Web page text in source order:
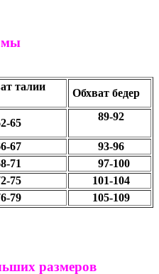
талии
Обхват бедер
89-92
93-96
97-100
101-104
79 105-109
размеров